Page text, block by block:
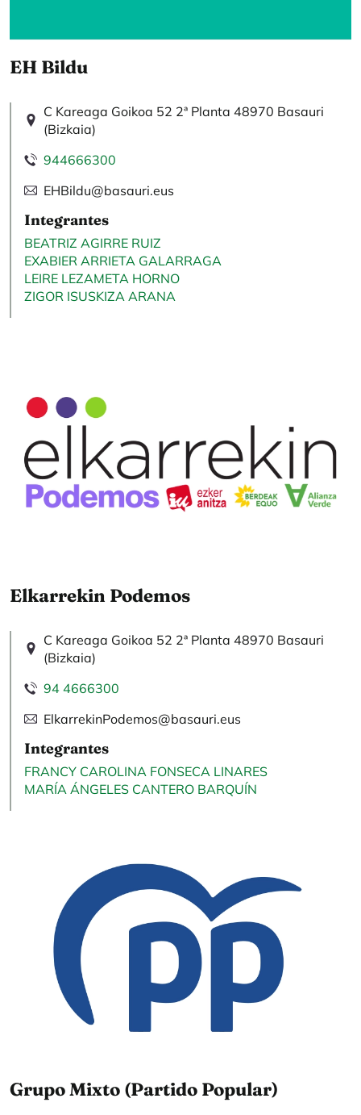
EH Bildu
C Kareaga Goikoa 52 2ª Planta 48970 Basauri
(Bizkaia)
944666300
EHBildu@basauri.eus
Integrantes
BEATRIZ AGIRRE RUIZ
EXABIER ARRIETA GALARRAGA
LEIRE LEZAMETA HORNO
ZIGOR ISUSKIZA ARANA
Elkarrekin Podemos
C Kareaga Goikoa 52 2ª Planta 48970 Basauri
(Bizkaia)
94 4666300
ElkarrekinPodemos@basauri.eus
Integrantes
FRANCY CAROLINA FONSECA LINARES
MARÍA ÁNGELES CANTERO BARQUÍN
Grupo Mixto (Partido Popular)